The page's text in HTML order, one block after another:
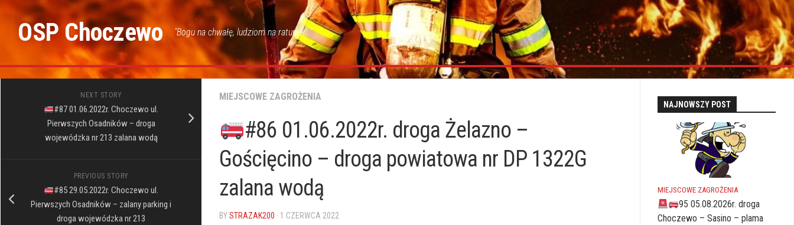
Skip
contentOSP Choczewo "Bogu na chwałę, ludziom na ratunek…"
MIEJSCOWE ZAGROŻENIA
#86 01.06.2022r. droga Żelazno –
Gościęcino – droga powiatowa nr DP 1322G
zalana wodą
BYSTRAZAK200 · 1 CZERWCA 2022
NEXT STORY
#87 01.06.2022r. Choczewo ul.
Pierwszych Osadników – droga
wojewódzka nr 213 zalana wodą
PREVIOUS STORY
#85 29.05.2022r. Choczewo ul.
Pierwszych Osadników – zalany parking i
droga wojewódzka nr 213
NAJNOWSZY POST
MIEJSCOWE ZAGROŻENIA
95 05.08.2026r. droga
Choczewo – Sasino – plama